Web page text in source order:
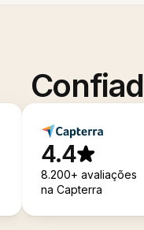
4.4
8.200+ avaliações
na Capterra